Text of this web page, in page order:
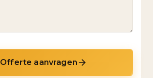
Offerte aanvragen